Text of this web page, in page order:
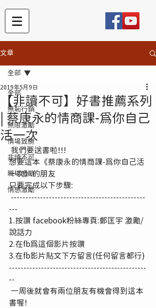
文章
全部
無恥行銷
無限激勵
情場致勝
非讀不可
職場激勵
情感激勵
全部
【非讀不可】好書推薦系列
| 蔡康永的情商課-為你自己
活一次
2019年5月9日
我們要送書啦!!!
想要這本《蔡康永的情商課-為你自己活
一次》的朋友
只要完成以下步驟:
---
1.按讚 facebook粉絲專頁:鄭匡宇 激勵/
說話力
2.在fb為這個影片按讚
3.在fb影片貼文下方留言(任何留言都行)
-----------------------------------------------
--
書喔!